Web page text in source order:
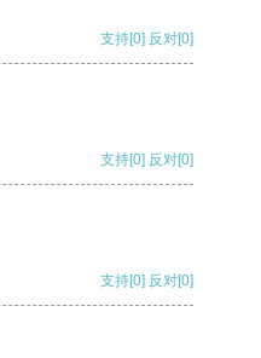
支持[0] 反对[0]
支持[0] 反对[0]
支持[0] 反对[0]